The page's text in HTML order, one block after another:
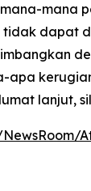
mana
dapat
lanjut,